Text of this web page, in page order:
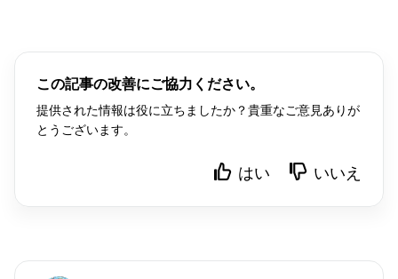
この記事の改善にご協力ください。
提供された情報は役に立ちましたか？貴重なご意見ありが
とうございます。
はい いいえ